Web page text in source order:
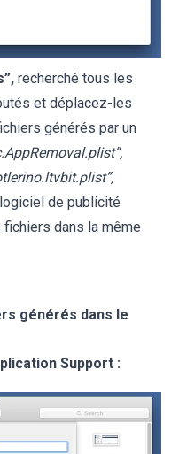
”, recherché tous les
et déplacez-les
générés par un
de publicité
dans la même
générés dans le
Support :